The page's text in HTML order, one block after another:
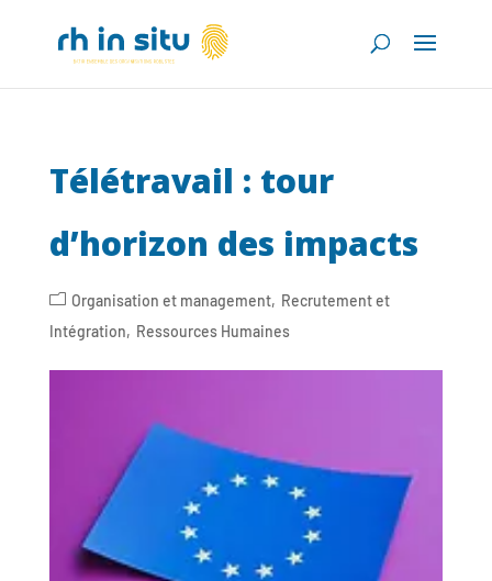
Télétravail : tour
d’horizon des impacts
Organisation et management
Recrutement et
Intégration
Ressources Humaines